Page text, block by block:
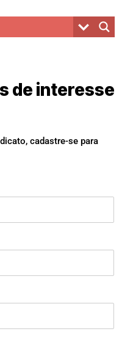
de interesse
cadastre-se para